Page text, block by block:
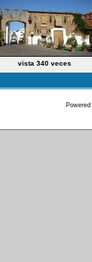
vista 340 veces